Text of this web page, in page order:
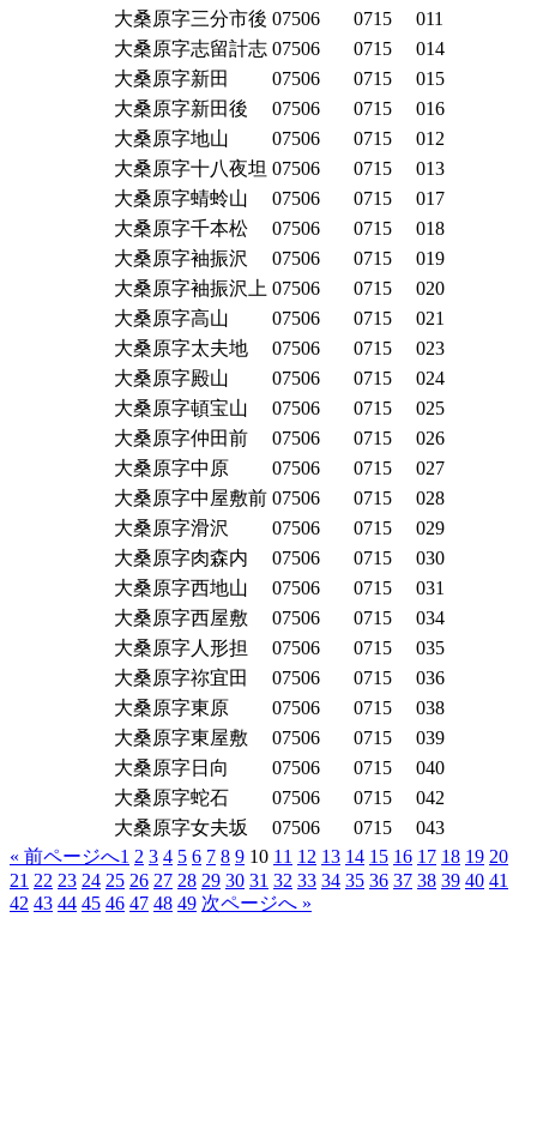
大桑原字三分市後 07506 0715
011
大桑原字志留計志 07506 0715
014
大桑原字新田
07506 0715
015
大桑原字新田後
07506 0715
016
大桑原字地山
07506 0715
012
大桑原字十八夜坦 07506 0715
013
大桑原字蜻蛉山
07506 0715
017
大桑原字千本松
07506 0715
018
大桑原字袖振沢
07506 0715
019
大桑原字袖振沢上 07506 0715
020
大桑原字高山
07506 0715
021
大桑原字太夫地
07506 0715
023
大桑原字殿山
07506 0715
024
大桑原字頓宝山
07506 0715
025
大桑原字仲田前
07506 0715
026
大桑原字中原
07506 0715
027
大桑原字中屋敷前 07506 0715
028
大桑原字滑沢
07506 0715
029
大桑原字肉森内
07506 0715
030
大桑原字西地山
07506 0715
031
大桑原字西屋敷
07506 0715
034
大桑原字人形担
07506 0715
035
大桑原字祢宜田
07506 0715
036
大桑原字東原
07506 0715
038
大桑原字東屋敷
07506 0715
039
大桑原字日向
07506 0715
040
大桑原字蛇石
07506 0715
042
大桑原字女夫坂
07506 0715
043
« 前ページへ1 2 3 4 5 6 7 8 9 10 11 12 13 14 15 16 17 18 19 20
21 22 23 24 25 26 27 28 29 30 31 32 33 34 35 36 37 38 39 40 41
42 43 44 45 46 47 48 49 次ページへ »